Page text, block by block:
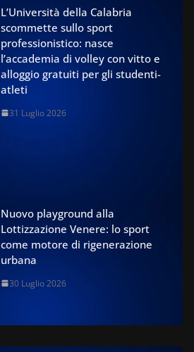
L’Università della Calabria
scommette sullo sport
professionistico: nasce
l’accademia di volley con vitto e
alloggio gratuiti per gli studenti-
atleti
31 Luglio 2026
Nuovo playground alla
Lottizzazione Venere: lo sport
come motore di rigenerazione
urbana
30 Luglio 2026